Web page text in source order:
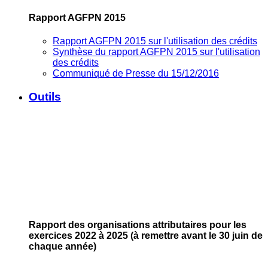
Rapport AGFPN 2015
Rapport AGFPN 2015 sur l'utilisation des crédits
Synthèse du rapport AGFPN 2015 sur l'utilisation
des crédits
Communiqué de Presse du 15/12/2016
Outils
Rapport des organisations attributaires pour les
exercices 2022 à 2025 (à remettre avant le 30 juin de
chaque année)